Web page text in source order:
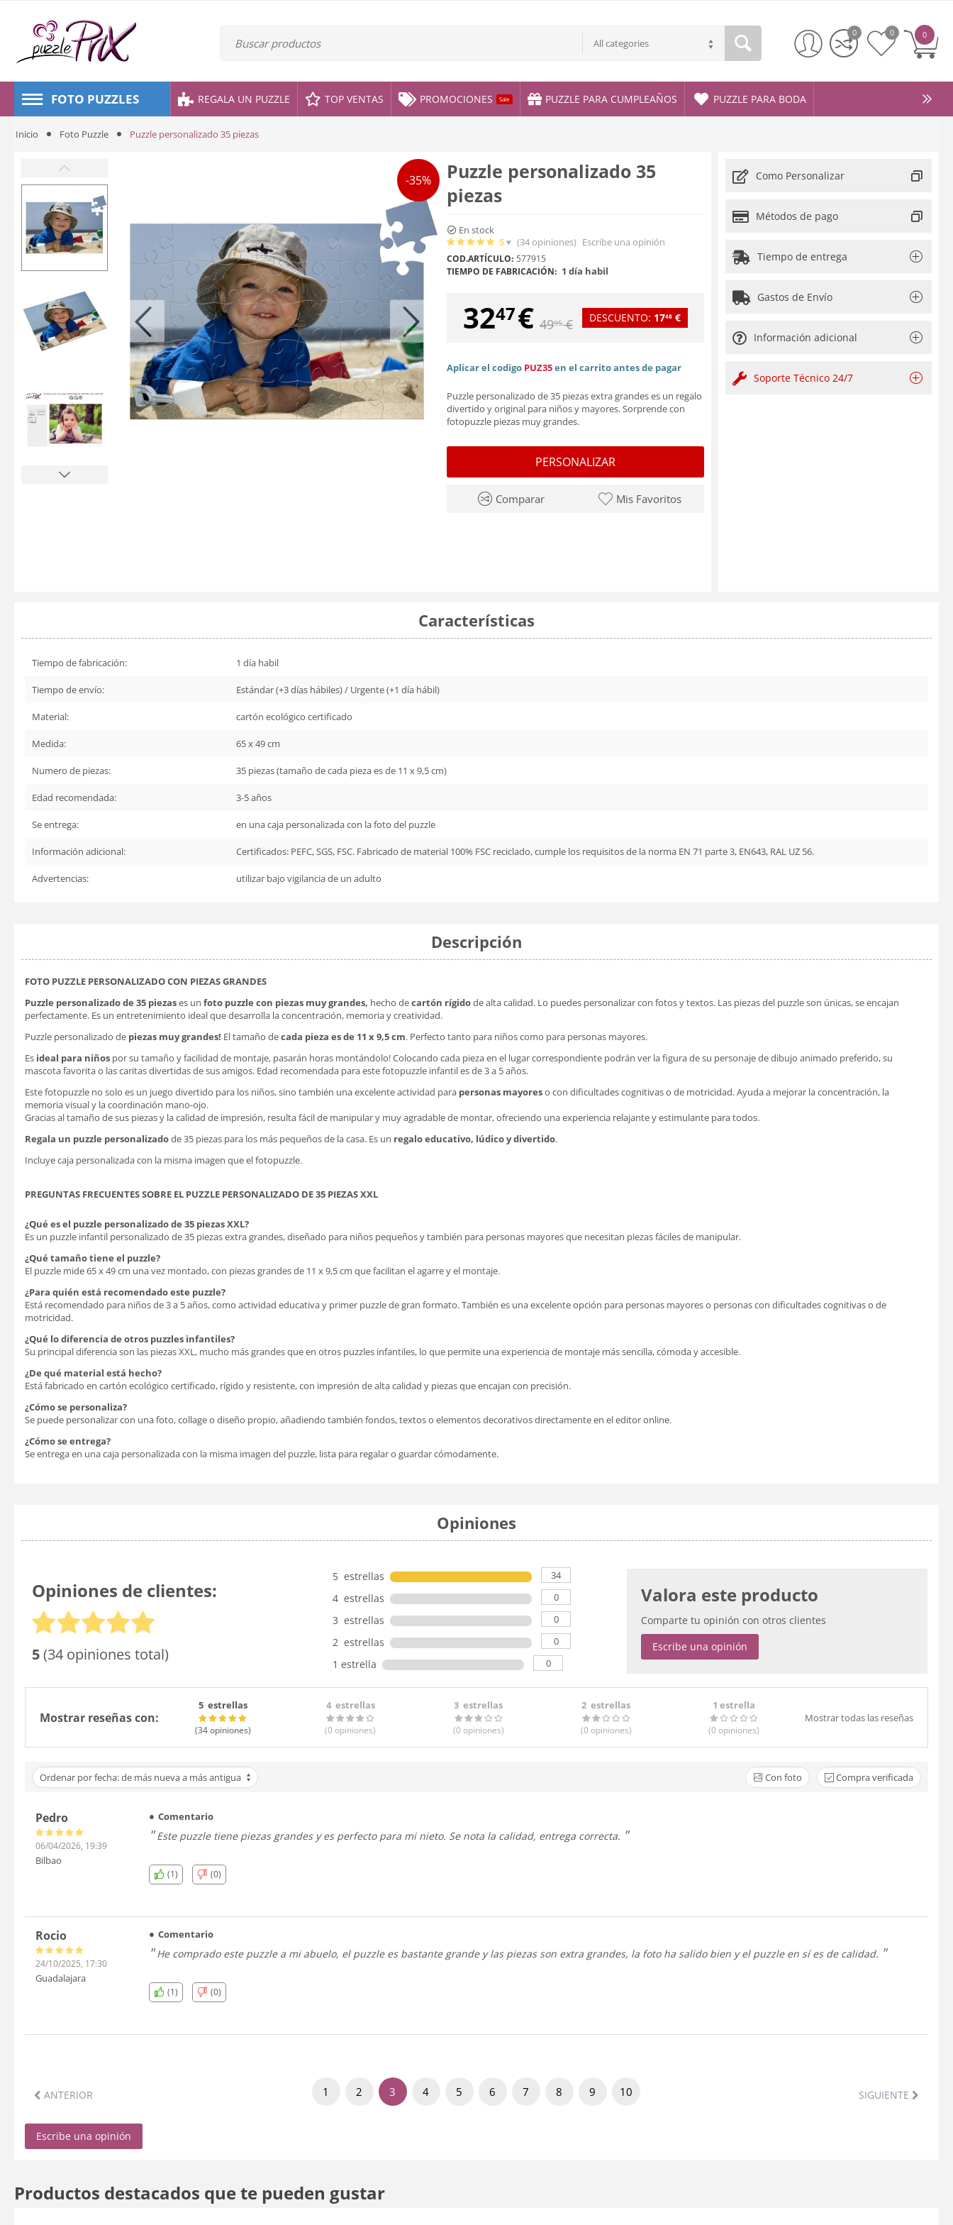
All categories
0
0 0
FOTO PUZZLES REGALA UN PUZZLE TOP VENTAS PROMOCIONES Sale PUZZLE PARA CUMPLEAÑOS PUZZLE PARA BODA
Inicio Foto Puzzle Puzzle personalizado 35 piezas
-35%
Puzzle personalizado 35
piezas
En stock
5
(34opiniones) Escribe una opinión
COD.ARTÍCULO: 577915
TIEMPO DE FABRICACIÓN: 1 día habil
3247€ 4995 € DESCUENTO: 1748 €
Aplicar el codigo PUZ35en el carrito antes de pagar
Puzzle personalizado de 35 piezas extra grandes es un regalo
divertido y original para niños y mayores. Sorprende con
fotopuzzle piezas muy grandes.
PERSONALIZAR
Comparar Mis Favoritos
Como Personalizar
Métodos de pago
Tiempo de entrega
Gastos de Envío
Información adicional
Soporte Técnico 24/7
Características
Tiempo de fabricación: 1 día habil
Tiempo de envío: Estándar (+3 días hábiles) / Urgente (+1 día hábil)
Material: cartón ecológico certificado
Medida: 65 x 49 cm
Numero de piezas: 35 piezas (tamaño de cada pieza es de 11 x 9,5 cm)
Edad recomendada: 3-5 años
Se entrega: en una caja personalizada con la foto del puzzle
Información adicional: Certificados: PEFC, SGS, FSC. Fabricado de material 100% FSC reciclado, cumple los requisitos de la norma EN 71 parte 3, EN643, RAL UZ 56.
Advertencias: utilizar bajo vigilancia de un adulto
Descripción
FOTO PUZZLE PERSONALIZADO CON PIEZAS GRANDES
Puzzle personalizado de 35 piezases un foto puzzle con piezas muy grandes, hecho decartón rígidode alta calidad. Lo puedes personalizar con fotos y textos. Las piezas del puzzle son únicas, se encajan
perfectamente. Es un entretenimiento ideal que desarrolla la concentración, memoria y creatividad.
Puzzle personalizado de piezas muy grandes! El tamaño decada pieza es de 11 x 9,5 cm. Perfecto tanto para niños como para personas mayores.
Es ideal para niños por su tamaño y facilidad de montaje, pasarán horas montándolo! Colocando cada pieza en el lugar correspondiente podrán ver la figura de su personaje de dibujo animado preferido, su
mascota favorita o las caritas divertidas de sus amigos. Edad recomendada para este fotopuzzle infantil es de 3 a 5 años.
Este fotopuzzle no solo es un juego divertido para los niños, sino también una excelente actividad para personas mayoreso con dificultades cognitivas o de motricidad. Ayuda a mejorar la concentración, la
memoria visual y la coordinación mano-ojo.
Gracias al tamaño de sus piezas y la calidad de impresión, resulta fácil de manipular y muy agradable de montar, ofreciendo una experiencia relajante y estimulante para todos.
Regala un puzzle personalizadode 35 piezas para los más pequeños de la casa. Es un regalo educativo, lúdico y divertido.
Incluye caja personalizada con la misma imagen que el fotopuzzle.
PREGUNTAS FRECUENTES SOBRE EL PUZZLE PERSONALIZADO DE 35 PIEZAS XXL
¿Qué es el puzzle personalizado de 35 piezas XXL?
Es un puzzle infantil personalizado de 35 piezas extra grandes, diseñado para niños pequeños y también para personas mayores que necesitan piezas fáciles de manipular.
¿Qué tamaño tiene el puzzle?
El puzzle mide 65 x 49 cm una vez montado, con piezas grandes de 11 x 9,5 cm que facilitan el agarre y el montaje.
¿Para quién está recomendado este puzzle?
Está recomendado para niños de 3 a 5 años, como actividad educativa y primer puzzle de gran formato. También es una excelente opción para personas mayores o personas con dificultades cognitivas o de
motricidad.
¿Qué lo diferencia de otros puzzles infantiles?
Su principal diferencia son las piezas XXL, mucho más grandes que en otros puzzles infantiles, lo que permite una experiencia de montaje más sencilla, cómoda y accesible.
¿De qué material está hecho?
Está fabricado en cartón ecológico certificado, rígido y resistente, con impresión de alta calidad y piezas que encajan con precisión.
¿Cómo se personaliza?
Se puede personalizar con una foto, collage o diseño propio, añadiendo también fondos, textos o elementos decorativos directamente en el editor online.
¿Cómo se entrega?
Se entrega en una caja personalizada con la misma imagen del puzzle, lista para regalar o guardar cómodamente.
Opiniones
Opiniones de clientes:
5(34 opiniones total)
5 estrellas 34
4 estrellas 0
3 estrellas 0
2 estrellas 0
1 estrella 0
Valora este producto
Comparte tu opinión con otros clientes
Escribe una opinión
Mostrar reseñas con:
5 estrellas
(34opiniones)
4 estrellas
(0 opiniones)
3 estrellas
(0 opiniones)
2 estrellas
(0 opiniones)
1 estrella
(0 opiniones)
Mostrar todas las reseñas
Ordenar por fecha: de más nueva a más antigua Con foto Compra verificada
Pedro
06/04/2026, 19:39
Bilbao
Comentario
Este puzzle tiene piezas grandes y es perfecto para mi nieto. Se nota la calidad, entrega correcta.
(1) (0)
Rocio
24/10/2025, 17:30
Guadalajara
Comentario
He comprado este puzzle a mi abuelo, el puzzle es bastante grande y las piezas son extra grandes, la foto ha salido bien y el puzzle en sí es de calidad.
(1) (0)
ANTERIOR 1 2 3 4 5 6 7 8 9 10 SIGUIENTE
Escribe una opinión
Productos destacados que te pueden gustar